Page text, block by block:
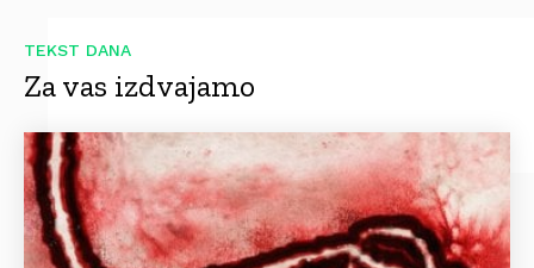
TEKST DANA
Za vas izdvajamo